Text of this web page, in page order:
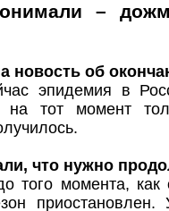
–
новость об
эпидемия в
тот момент
что нужно
того момента,